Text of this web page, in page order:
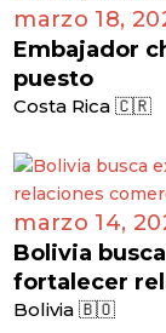
marzo 18,
Embajador
puesto
Costa Rica 🇨🇷
marzo 14,
Bolivia
fortalecer
Bolivia 🇧🇴